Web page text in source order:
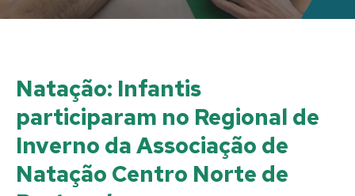
Natação: Infantis
participaram no Regional de
Inverno da Associação de
Natação Centro Norte de